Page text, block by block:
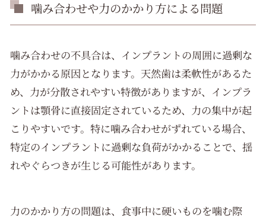
噛み合わせや力のかかり方による問題
噛み合わせの不具合は、インプラントの周囲に過剰な
力がかかる原因となります。天然歯は柔軟性があるた
め、力が分散されやすい特徴がありますが、インプラ
ントは顎骨に直接固定されているため、力の集中が起
こりやすいです。特に噛み合わせがずれている場合、
特定のインプラントに過剰な負荷がかかることで、揺
れやぐらつきが生じる可能性があります。
力のかかり方の問題は、食事中に硬いものを噛む際